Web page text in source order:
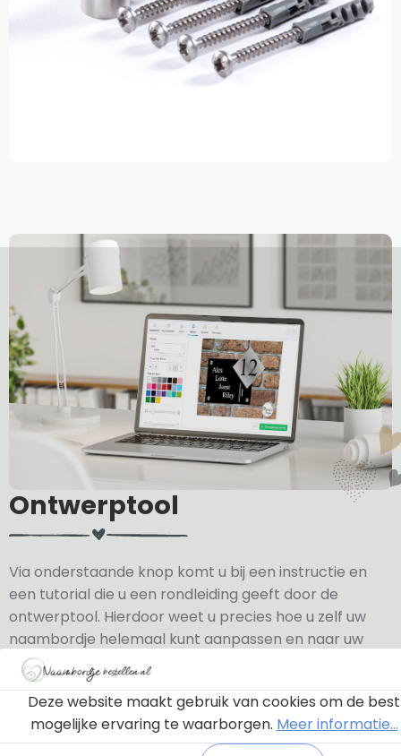
Ontwerptool
Via onderstaande knop komt u bij een instructie en
een tutorial die u een rondleiding geeft door de
ontwerptool. Hierdoor weet u precies hoe u zelf uw
naambordje helemaal kunt aanpassen en naar uw
eigen smaak kunt ontwerpen.
Bekijk de instructie
Deze website maakt gebruik van cookies om de best
mogelijke ervaring te waarborgen. Meer informatie...